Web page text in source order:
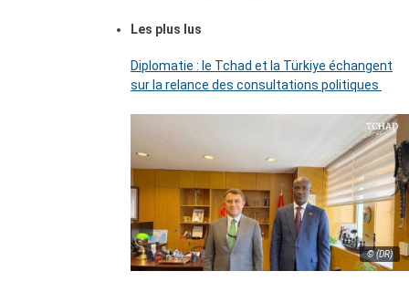
Les plus lus
Diplomatie : le Tchad et la Türkiye échangent
sur la relance des consultations politiques
© (DR)